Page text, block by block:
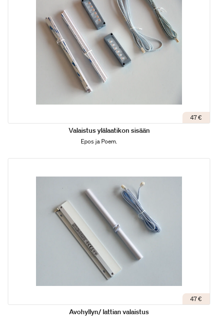
47 €
Valaistus ylälaatikon sisään
Epos ja Poem.
47 €
Avohyllyn/ lattian valaistus